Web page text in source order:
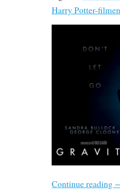
Harry Potter-filmen
Continue reading